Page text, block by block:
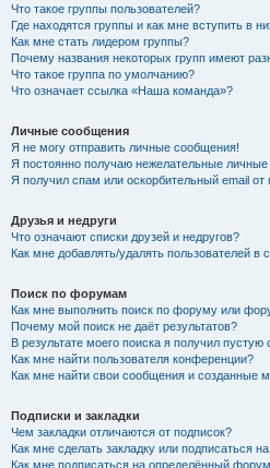
Что такое группы пользователей?
Где находятся группы и как мне вступить в
Как мне стать лидером группы?
Почему названия некоторых групп имеют
Что такое группа по умолчанию?
Что означает ссылка «Наша команда»?
Личные сообщения
Я не могу отправить личные сообщения!
Я постоянно получаю нежелательные
Я получил спам или оскорбительный email от
Друзья и недруги
Что означают списки друзей и недругов?
Как мне добавлять/удалять пользователей в
Поиск по форумам
Как мне выполнить поиск по форуму или
Почему мой поиск не даёт результатов?
В результате моего поиска я получил пустую
Как мне найти пользователя конференции?
Как мне найти свои сообщения и созданные
Подписки и закладки
Чем закладки отличаются от подписок?
Как мне сделать закладку или подписаться
Как мне подписаться на определённый